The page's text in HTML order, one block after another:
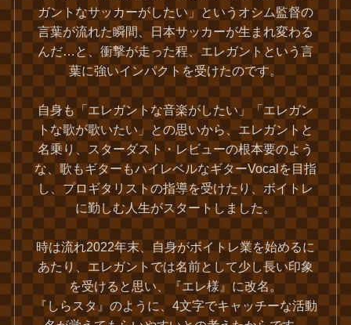
ガントなサッカーがしたい」というオシム監督の
言葉が流れた瞬間、日本サッカーが生まれ変わる
んだ…と、衝撃が走った程、エレガントという言
葉に強いインパクトを受けたのです。
自身も「エレガントな音楽がしたい」「エレガン
トな歌が歌いたい」との思いから、エレガントと
名乗り、スターダスト・レビューの根本要のよう
な、歌もギターもハイレベルなギターVocalを目指
し、プロギタリストの指導を受けたり、ボイトレ
に勤しむ人生がスタートしました。
時は流れ2022年末、自身がボイトレ業を始めるに
あたり、エレガントでは名前として少し長い印象
を受けると思い、『エレ様』に改名。
『しらスタ』のように、4文字でキャッチーな活動